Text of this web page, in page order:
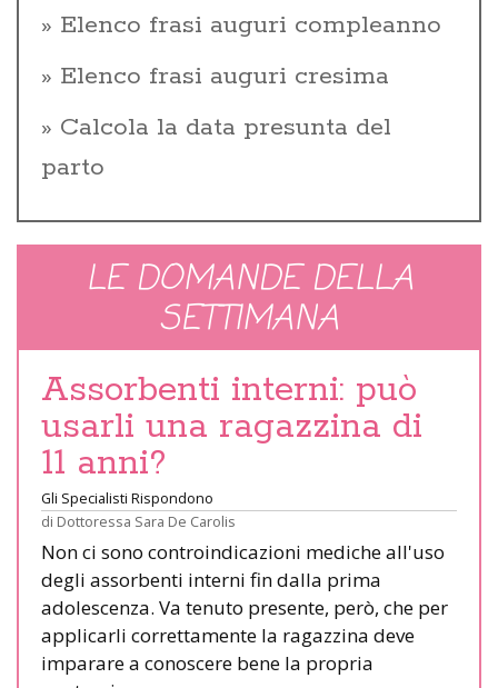
Elenco frasi auguri compleanno
Elenco frasi auguri cresima
Calcola la data presunta del
parto
LE DOMANDE DELLA
SETTIMANA
Assorbenti interni: può
usarli una ragazzina di
11 anni?
Gli Specialisti Rispondono
di Dottoressa Sara De Carolis
Non ci sono controindicazioni mediche all'uso
degli assorbenti interni fin dalla prima
adolescenza. Va tenuto presente, però, che per
applicarli correttamente la ragazzina deve
imparare a conoscere bene la propria